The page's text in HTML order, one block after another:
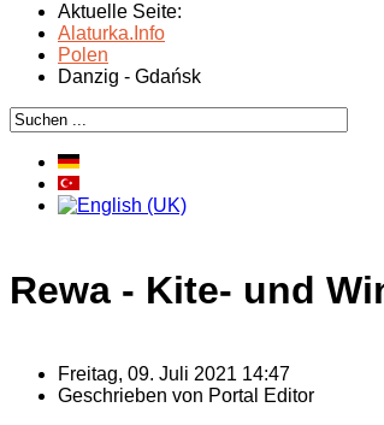
Aktuelle Seite:
Alaturka.Info
Polen
Danzig - Gdańsk
Rewa - Kite- und
Freitag, 09. Juli 2021 14:47
Geschrieben von Portal Editor